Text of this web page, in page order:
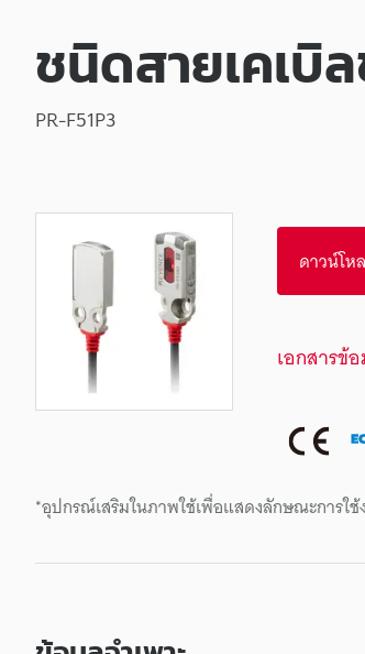
ชนิดสายเคเบิ
PR-F51P3
*อุปกรณ์เสริมในภาพใช้เพื่อแสดงลักษณะการ
ดาวน์โ
เอกสารข้